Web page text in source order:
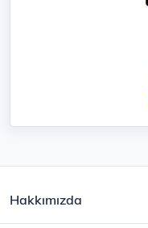
Top
Hakkımızda